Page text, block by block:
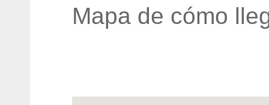
Mapa de cómo